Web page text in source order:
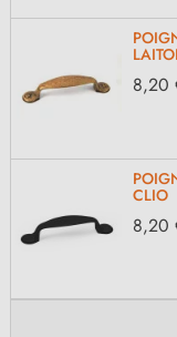
8,20
CLIO
8,20